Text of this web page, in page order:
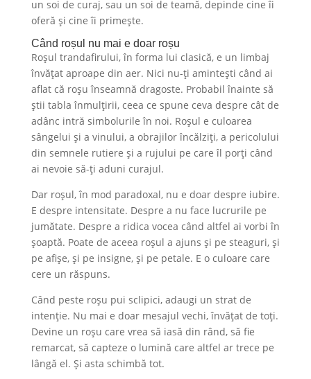
un soi de curaj, sau un soi de teamă, depinde cine îi
oferă și cine îi primește.
Când roșul nu mai e doar roșu
Roșul trandafirului, în forma lui clasică, e un limbaj
învățat aproape din aer. Nici nu-ți amintești când ai
aflat că roșu înseamnă dragoste. Probabil înainte să
știi tabla înmulțirii, ceea ce spune ceva despre cât de
adânc intră simbolurile în noi. Roșul e culoarea
sângelui și a vinului, a obrajilor încălziți, a pericolului
din semnele rutiere și a rujului pe care îl porți când
ai nevoie să-ți aduni curajul.
Dar roșul, în mod paradoxal, nu e doar despre iubire.
E despre intensitate. Despre a nu face lucrurile pe
jumătate. Despre a ridica vocea când altfel ai vorbi în
șoaptă. Poate de aceea roșul a ajuns și pe steaguri, și
pe afișe, și pe insigne, și pe petale. E o culoare care
cere un răspuns.
Când peste roșu pui sclipici, adaugi un strat de
intenție. Nu mai e doar mesajul vechi, învățat de toți.
Devine un roșu care vrea să iasă din rând, să fie
remarcat, să capteze o lumină care altfel ar trece pe
lângă el. Și asta schimbă tot.